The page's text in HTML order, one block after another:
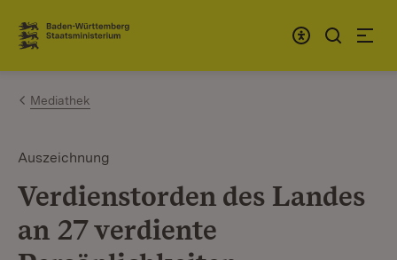
Zum Inhalt springen
Link zur Startseite
Mediathek
Auszeichnung
Verdienstorden des Landes
an 27 verdiente